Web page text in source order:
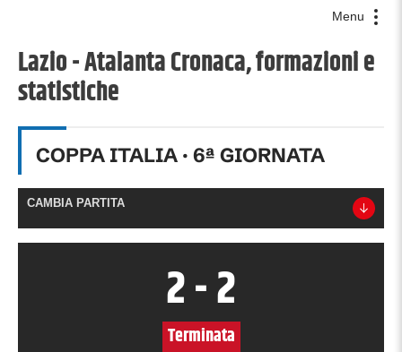
Menu
Lazio - Atalanta Cronaca, formazioni e
statistiche
COPPA ITALIA · 6ª GIORNATA
CAMBIA PARTITA
2-2
Terminata